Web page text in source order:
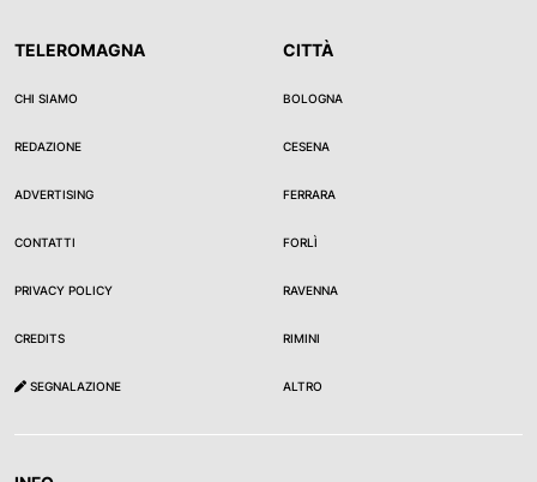
TELEROMAGNA
CHI SIAMO
REDAZIONE
ADVERTISING
CONTATTI
PRIVACY POLICY
CREDITS
SEGNALAZIONE
CITTÀ
BOLOGNA
CESENA
FERRARA
FORLÌ
RAVENNA
RIMINI
ALTRO